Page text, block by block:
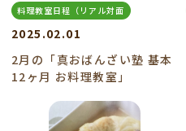
料理教室日程（リアル対面
2025.02.01
2月の「真おばんざい塾 基本
12ヶ月 お料理教室」